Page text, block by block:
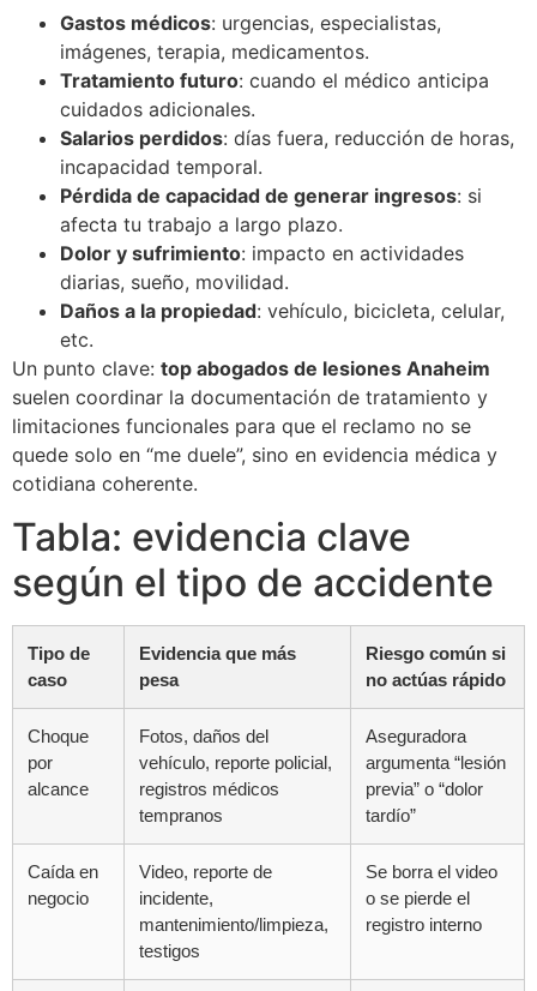
Gastos médicos: urgencias, especialistas,
imágenes, terapia, medicamentos.
Tratamiento futuro: cuando el médico anticipa
cuidados adicionales.
Salarios perdidos: días fuera, reducción de horas,
incapacidad temporal.
Pérdida de capacidad de generar ingresos: si
afecta tu trabajo a largo plazo.
Dolor y sufrimiento: impacto en actividades
diarias, sueño, movilidad.
Daños a la propiedad: vehículo, bicicleta, celular,
etc.
Un punto clave: top abogados de lesiones Anaheim
suelen coordinar la documentación de tratamiento y
limitaciones funcionales para que el reclamo no se
quede solo en “me duele”, sino en evidencia médica y
cotidiana coherente.
Tabla: evidencia clave
según el tipo de accidente
Tipo de
caso
Evidencia que más
pesa
Riesgo común si
no actúas rápido
Choque
por
alcance
Fotos, daños del
vehículo, reporte policial,
registros médicos
tempranos
Aseguradora
argumenta “lesión
previa” o “dolor
tardío”
Caída en
negocio
Video, reporte de
incidente,
mantenimiento/limpieza,
testigos
Se borra el video
o se pierde el
registro interno